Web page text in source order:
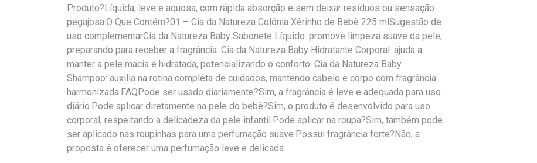
Produto?Líquida, leve e aquosa, com rápida absorção e sem deixar resíduos ou sensação
pegajosa.O Que Contém?01 – Cia da Natureza Colônia Xêrinho de Bebê 225 mlSugestão de
uso complementarCia da Natureza Baby Sabonete Líquido: promove limpeza suave da pele,
preparando para receber a fragrância. Cia da Natureza Baby Hidratante Corporal: ajuda a
manter a pele macia e hidratada, potencializando o conforto. Cia da Natureza Baby
Shampoo: auxilia na rotina completa de cuidados, mantendo cabelo e corpo com fragrância
harmonizada.FAQPode ser usado diariamente?Sim, a fragrância é leve e adequada para uso
diário.Pode aplicar diretamente na pele do bebê?Sim, o produto é desenvolvido para uso
corporal, respeitando a delicadeza da pele infantil.Pode aplicar na roupa?Sim, também pode
ser aplicado nas roupinhas para uma perfumação suave.Possui fragrância forte?Não, a
proposta é oferecer uma perfumação leve e delicada.